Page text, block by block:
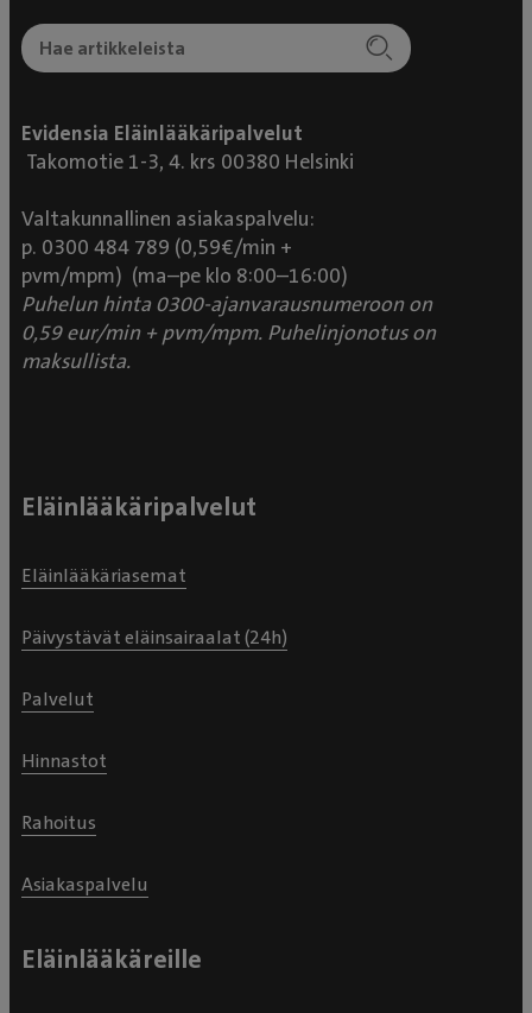
lemmikillesi, suosittelen lämpimästi Mariaa ja
Evidensia Lahtea. Ammattitaitoa ja suurta sydäntä,
Evidensia Eläinlääkäripalvelut
Takomotie 1-3, 4. krs 00380 Helsinki
Valtakunnallinen asiakaspalvelu:
p. 0300 484 789 (0,59€/min +
pvm/mpm) (ma–pe klo 8:00–16:00)
Puhelun hinta 0300-ajanvarausnumeroon on
0,59 eur/min + pvm/mpm. Puhelinjonotus on
maksullista.
Eläinlääkäripalvelut
Eläinlääkäriasemat
Päivystävät eläinsairaalat (24h)
Palvelut
Hinnastot
Rahoitus
Asiakaspalvelu
Eläinlääkäreille